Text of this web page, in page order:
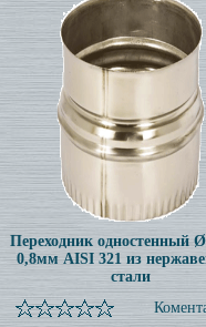
Переходник одностенный
0,8мм AISI 321 из
стали